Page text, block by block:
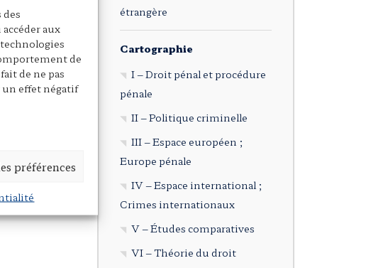
aux
de
de ne pas
effet négatif
préférences
étrangère
Cartographie
I – Droit pénal et procédure
pénale
II – Politique criminelle
III – Espace européen ;
Europe pénale
IV – Espace international ;
Crimes internationaux
V – Études comparatives
VI – Théorie du droit